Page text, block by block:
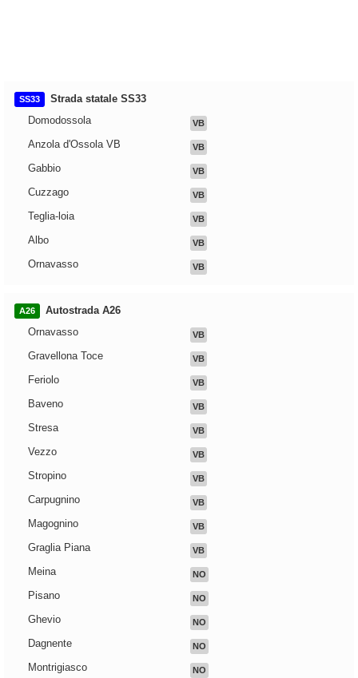
SS33
Strada statale SS33
Domodossola
VB
Anzola d'Ossola VB VB
Gabbio VB
Cuzzago VB
Teglia-loia VB
Albo VB
Ornavasso VB
A26
Autostrada A26
Ornavasso
VB
Gravellona Toce VB
Feriolo VB
Baveno VB
Stresa VB
Vezzo VB
Stropino VB
Carpugnino VB
Magognino VB
Graglia Piana VB
Meina NO
Pisano NO
Ghevio NO
Dagnente NO
Montrigiasco NO